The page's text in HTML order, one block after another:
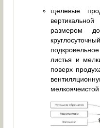
щелевые
размером
листья и
поверх